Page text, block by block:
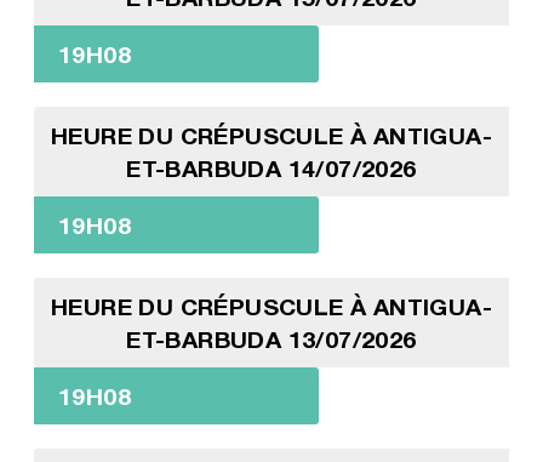
19H08
HEURE DU CRÉPUSCULE À ANTIGUA-
ET-BARBUDA 14/07/2026
19H08
HEURE DU CRÉPUSCULE À ANTIGUA-
ET-BARBUDA 13/07/2026
19H08